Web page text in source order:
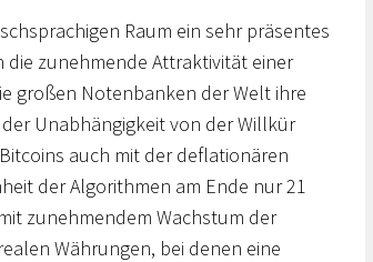
Raum ein sehr präsentes
die zunehmende Attraktivität einer
großen Notenbanken der Welt ihre
Unabhängigkeit von der Willkür
auch mit der deflationären
der Algorithmen am Ende nur 21
zunehmendem Wachstum der
Währungen, bei denen eine